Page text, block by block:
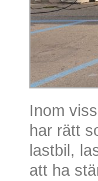
Inom
har rätt
lastbil,
att ha